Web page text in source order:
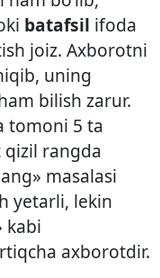
batafsil ifoda
joiz. Axborotni
uning
bilish zarur.
tomoni 5 ta
qizil rangda
masalasi
yetarli, lekin
kabi
axborotdir.